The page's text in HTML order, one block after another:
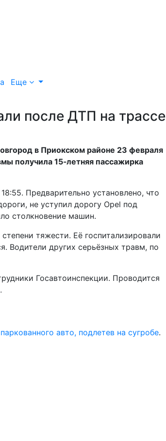
Еще
после ДТП на трассе
в Приокском районе 23 февраля
получила 15‑летняя пассажирка
Предварительно установлено, что
не уступил дорогу Opel под
столкновение машин.
тяжести. Её госпитализировали
Водители других серьёзных травм, по
Госавтоинспекции. Проводится
авто, подлетев на сугробе.